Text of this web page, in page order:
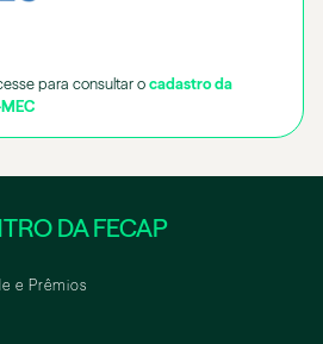
para consultar o cadastro da
DA FECAP
e Prêmios